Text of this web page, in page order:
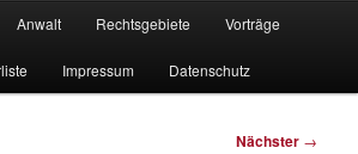
Anwalt Rechtsgebiete Vorträge
Impressum Datenschutz
Nächster →